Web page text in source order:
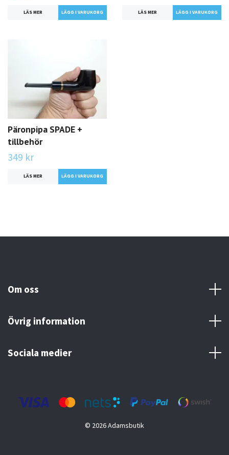
LÄS MER LÄS MER
Päronpipa SPADE +
tillbehör
349 kr
LÄS MER
Om oss
Övrig information
Sociala medier
© 2026 Adamsbutik